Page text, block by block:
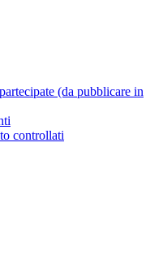
(da pubblicare in
controllati